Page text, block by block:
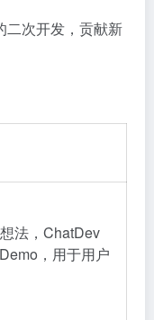
二次开发，贡献新
法，ChatDev
，用于用户